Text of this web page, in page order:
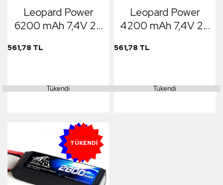
Leopard Power
6200 mAh 7,4V 2S
561,78 TL
Tükendi
Leopard Power
4200 mAh 7,4V 2S
561,78 TL
Tükendi
YENI
TÜKENDI